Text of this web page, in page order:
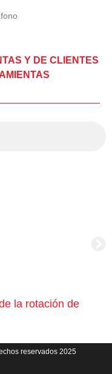
Y DE CLIENTES
la rotación de
reservados 2025